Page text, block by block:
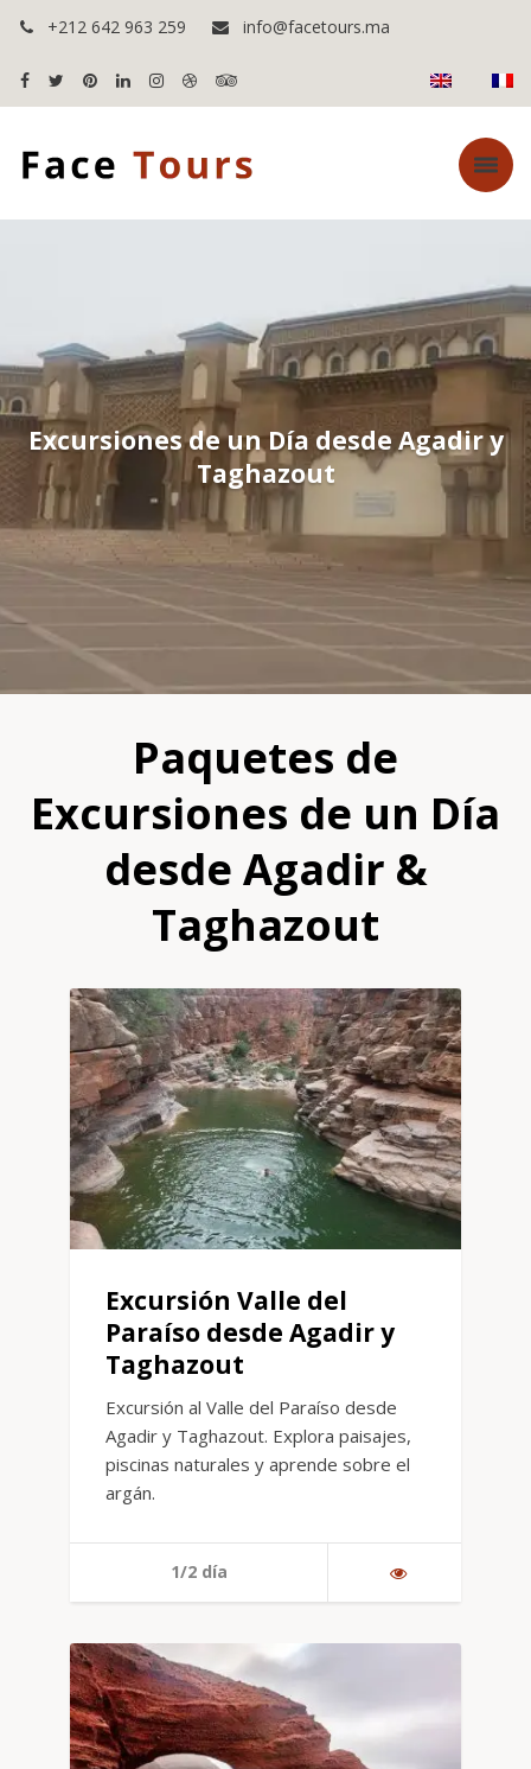
+212 642 963 259 info@facetours.ma
Excursiones de un Día desde Agadir y
Taghazout
Paquetes de
Excursiones de un Día
desde Agadir &
Taghazout
Excursión Valle del
Paraíso desde Agadir y
Taghazout
Excursión al Valle del Paraíso desde
Agadir y Taghazout. Explora paisajes,
piscinas naturales y aprende sobre el
argán.
1/2 día